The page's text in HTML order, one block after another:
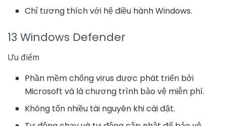
Chỉ tương thích với hệ điều hành Windows.
13 Windows Defender
Ưu điểm
Phần mềm chống virus được phát triển bởi
Microsoft và là chương trình bảo vệ miễn phí.
Không tốn nhiều tài nguyên khi cài đặt.